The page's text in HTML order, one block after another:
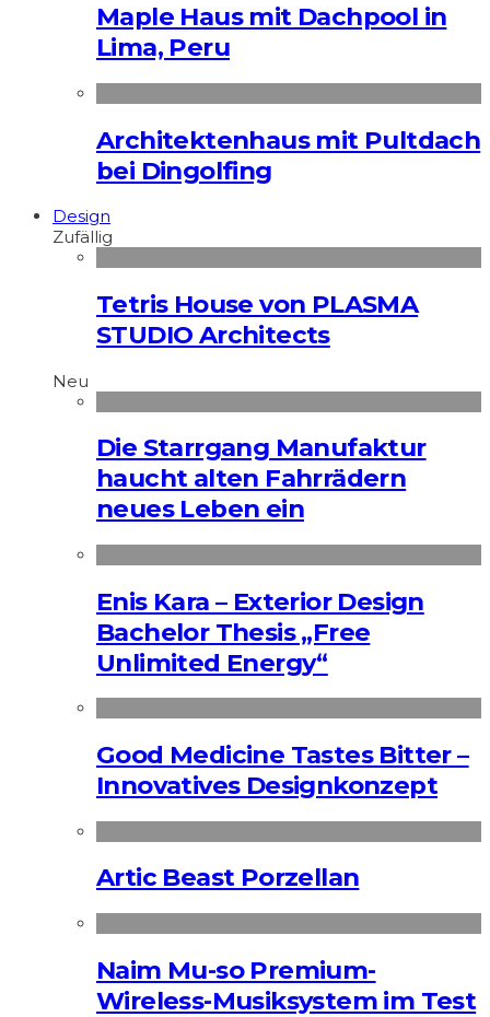
Maple Haus mit Dachpool in
Lima, Peru
Architektenhaus mit Pultdach
bei Dingolfing
Design
Zufällig
Tetris House von PLASMA
STUDIO Architects
Neu
Die Starrgang Manufaktur
haucht alten Fahrrädern
neues Leben ein
Enis Kara – Exterior Design
Bachelor Thesis „Free
Unlimited Energy“
Good Medicine Tastes Bitter –
Innovatives Designkonzept
Artic Beast Porzellan
Naim Mu-so Premium-
Wireless-Musiksystem im Test